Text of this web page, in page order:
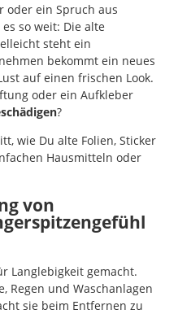
oder ein Spruch aus
so weit: Die alte
steht ein
bekommt ein neues
auf einen frischen Look.
oder ein Aufkleber
?
wie Du alte Folien, Sticker
Hausmitteln oder
von
Langlebigkeit gemacht.
Regen und Waschanlagen
sie beim Entfernen zu